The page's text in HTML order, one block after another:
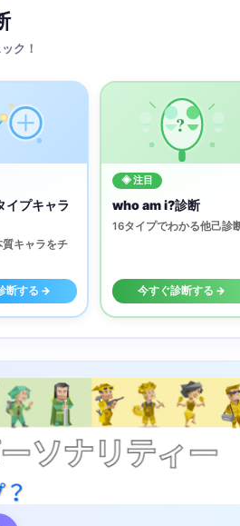
ク！
プキャラ
キャラをチ
断する →
?
◈ 注目
who am i?診断
16タイプでわかる他己診
今すぐ診断する →